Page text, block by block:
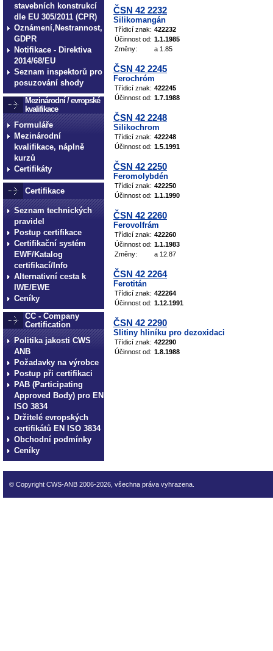
stavebních konstrukcí
dle EU 305/2011 (CPR)
Oznámení,Nestrannost,
GDPR
Notifikace - Direktiva
2014/68/EU
Seznam inspektorů pro
posuzování shody
Mezinárodní / evropské
kvalifikace
Formuláře
Mezinárodní
kvalifikace, náplně
kurzů
Certifikáty
Certifikace
Seznam technických
pravidel
Postup certifikace
Certifikační systém
EWF/Katalog
certifikací/Info
Alternativní cesta k
IWE/EWE
Ceníky
CC - Company
Certification
Politika jakosti CWS
ANB
Požadavky na výrobce
Postup při certifikaci
PAB (Participating
Approved Body) pro EN
ISO 3834
Držitelé evropských
certifikátů EN ISO 3834
Obchodní podmínky
Ceníky
ČSN 42 2232
Silikomangán
Třídicí znak: 422232
Účinnost od: 1.1.1985
Změny:
a 1.85
ČSN 42 2245
Ferochróm
Třídicí znak: 422245
Účinnost od: 1.7.1988
ČSN 42 2248
Silikochrom
Třídicí znak: 422248
Účinnost od: 1.5.1991
ČSN 42 2250
Feromolybdén
Třídicí znak: 422250
Účinnost od: 1.1.1990
ČSN 42 2260
Ferovolfrám
Třídicí znak: 422260
Účinnost od: 1.1.1983
Změny:
a 12.87
ČSN 42 2264
Ferotitán
Třídicí znak: 422264
Účinnost od: 1.12.1991
ČSN 42 2290
Slitiny hliníku pro dezoxidaci
Třídicí znak: 422290
Účinnost od: 1.8.1988
© Copyright CWS-ANB 2006-2026, všechna práva vyhrazena.